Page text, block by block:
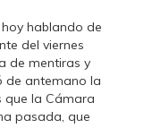
hablando de
del viernes
de mentiras y
de antemano la
que la Cámara
pasada, que